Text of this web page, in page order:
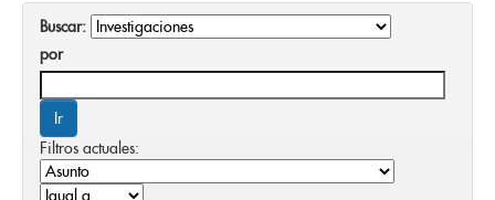
Buscar:
por
Filtros actuales: